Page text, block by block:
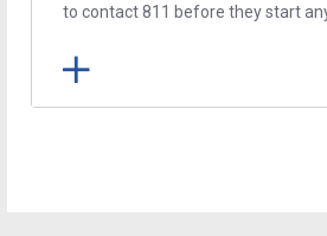
to contact 811 before they start